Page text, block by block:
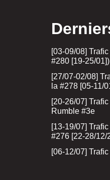
[03-09/08]
#280 [19-25/01])
[27/07-02/08]
la #278 [05-11/
[20-26/07]
Rumble #3e
[13-19/07]
#276 [22-28/12/
[06-12/07]